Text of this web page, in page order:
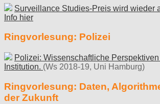
Surveillance Studies-Preis wird wieder
Info hier
Ringvorlesung: Polizei
Polizei: Wissenschaftliche
Institution. (Ws 2018-19, Uni Hamburg)
Ringvorlesung: Daten,
der Zukunft